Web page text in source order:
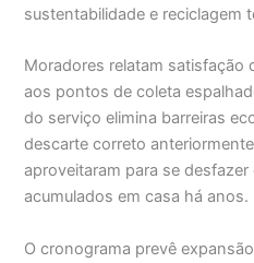
sustentabilidade e reciclagem
Moradores relatam satisfação
aos pontos de coleta
do serviço elimina barreiras
descarte correto
aproveitaram para se
acumulados em casa há anos.
O cronograma prevê